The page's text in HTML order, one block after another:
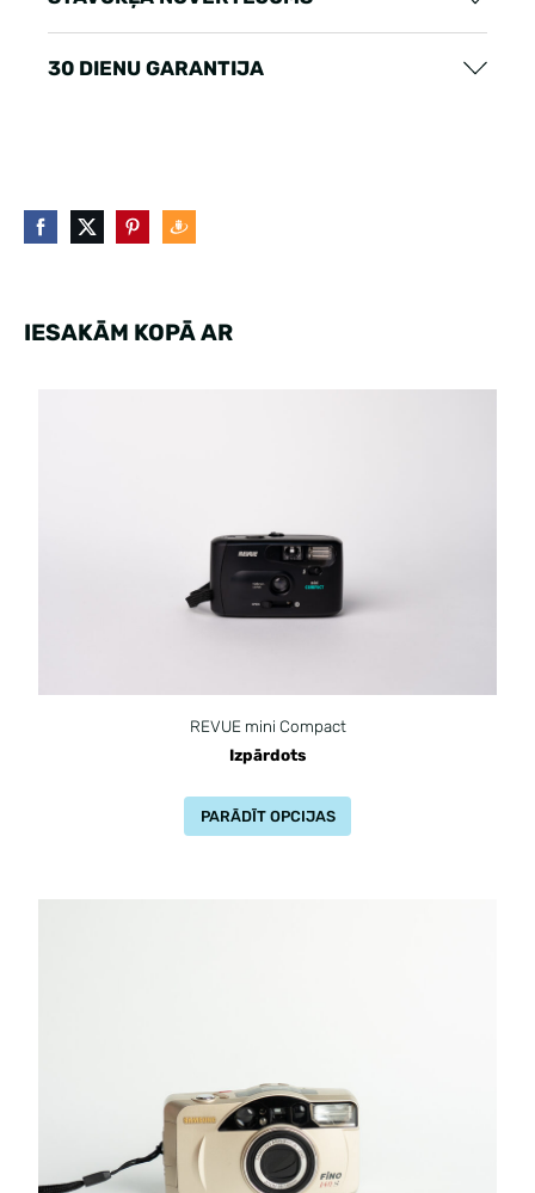
30 DIENU GARANTIJA
IESAKĀM KOPĀ AR
REVUE mini Compact
Izpārdots
PARĀDĪT OPCIJAS